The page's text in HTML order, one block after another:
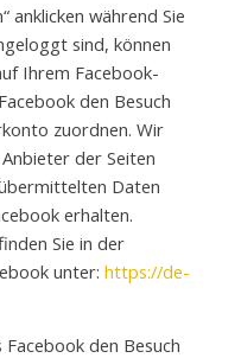
anklicken während Sie
sind, können
Ihrem Facebook-
den Besuch
zuordnen. Wir
der Seiten
Daten
erhalten.
Sie in der
unter: https://de-
Facebook den Besuch